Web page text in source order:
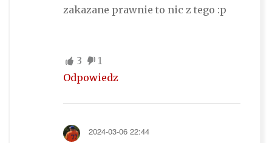
zakazane prawnie to nic z tego :p
3
1
Odpowiedz
2024-03-06 22:44